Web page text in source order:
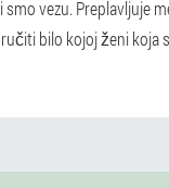
vezu. Preplavljuje
bilo kojoj ženi